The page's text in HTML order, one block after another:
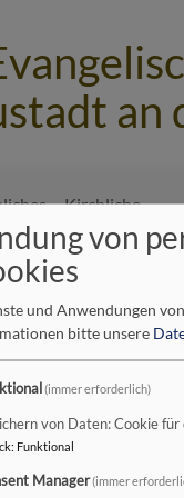
an
Kirchliche
Einrichtungen
von
und Anwendungen
bitte unsere
(immer erforderlich)
von Daten: Cookie
: Funktional
Manager(immer